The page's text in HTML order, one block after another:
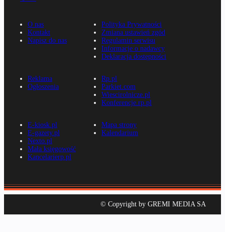
O nas
Kontakt
Napisz do nas
Polityka Prywatności
Zmiana ustawień zgód
Regulamin serwisu
Informacje o nadawcy
Deklaracja dostępności
Reklama
Ogłoszenia
Rp.pl
Parkiet.com
Wiescirolnicze.pl
Konferencje.rp.pl
E-kiosk.pl
E-gazety.pl
Nexto.pl
Mała księgowość
Kancelarierp.pl
Mapa strony
Kalendarium
© Copyright by GREMI MEDIA SA